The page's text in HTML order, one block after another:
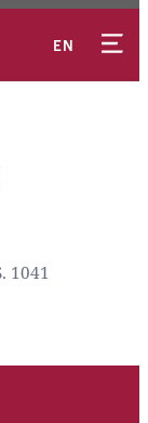
EN
1041